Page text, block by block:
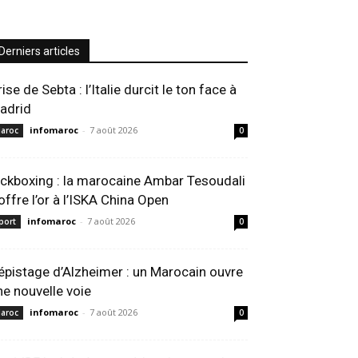
Derniers articles
de Sebta : l’Italie durcit le ton face à
infomaroc - 7 août 2026 0
: la marocaine Ambar Tesoudali
l’or à l’ISKA China Open
infomaroc - 7 août 2026 0
d’Alzheimer : un Marocain ouvre
nouvelle voie
infomaroc - 7 août 2026 0